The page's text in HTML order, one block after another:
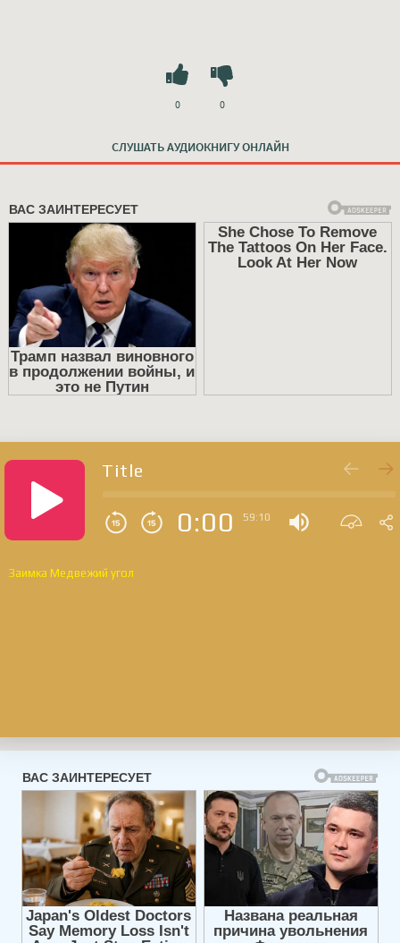
СЛУШАТЬ АУДИОКНИГУ ОНЛАЙН
0 0
Title
0:00 59:10
Заимка Медвежий угол